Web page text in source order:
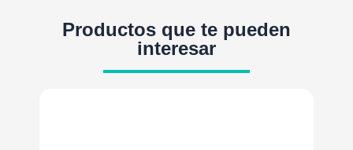
Productos que te pueden
interesar